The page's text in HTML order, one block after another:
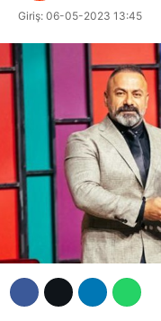
EKONOMİ
SPOR
EĞİTİM
Giriş: 06-05-2023 13:45